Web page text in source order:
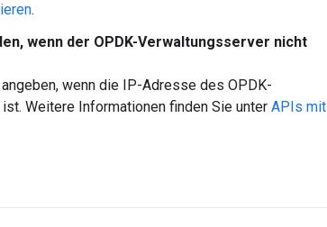
.
wenn der OPDK-Verwaltungsserver nicht
wenn die IP-Adresse des OPDK-
Weitere Informationen finden Sie unter APIs mit